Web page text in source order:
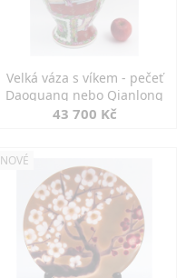
Velká váza s víkem - pečeť
Daoguang nebo Qianlong
43 700 Kč
NOVÉ